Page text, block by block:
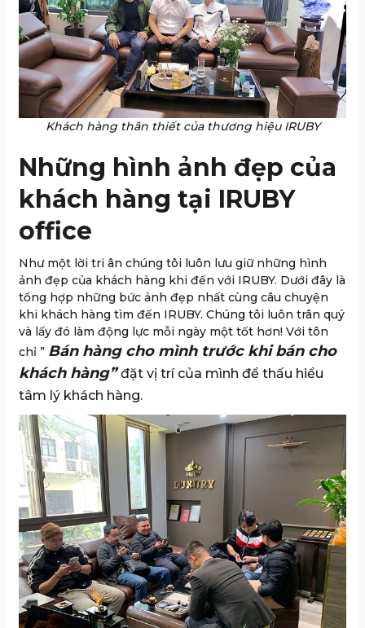
Khách hàng thân thiết của thương hiệu IRUBY
Những hình ảnh đẹp của
khách hàng tại IRUBY
office
Như một lời tri ân chúng tôi luôn lưu giữ những hình
ảnh đẹp của khách hàng khi đến với IRUBY. Dưới đây là
tổng hợp những bức ảnh đẹp nhất cùng câu chuyện
khi khách hàng tìm đến IRUBY. Chúng tôi luôn trân quý
và lấy đó làm động lực mỗi ngày một tốt hơn! Với tôn
chỉ ” Bán hàng cho mình trước khi bán cho
khách hàng”đặt vị trí của mình để thấu hiểu
tâm lý khách hàng.